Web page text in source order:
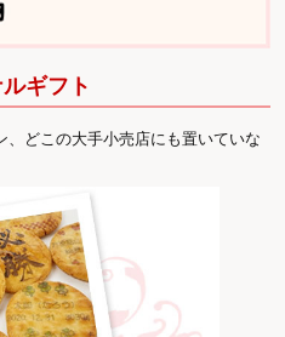
ギフト
どこの大手小売店にも置いていな